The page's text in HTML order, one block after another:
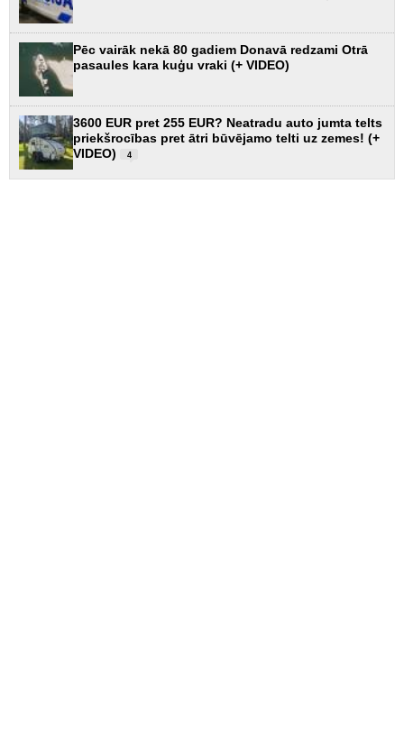
Pēc vairāk nekā 80 gadiem Donavā redzami Otrā
pasaules kara kuģu vraki (+ VIDEO)
3600 EUR pret 255 EUR? Neatradu auto jumta telts
priekšrocības pret ātri būvējamo telti uz zemes! (+
VIDEO)
4